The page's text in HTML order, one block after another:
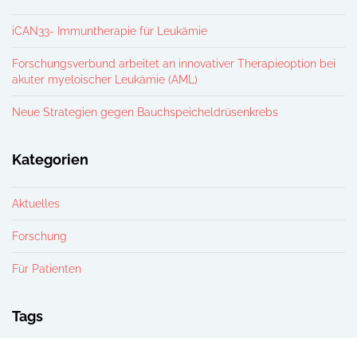
iCAN33- Immuntherapie für Leukämie
Forschungsverbund arbeitet an innovativer Therapieoption bei
akuter myeloischer Leukämie (AML)
Neue Strategien gegen Bauchspeicheldrüsenkrebs
Kategorien
Aktuelles
Forschung
Für Patienten
Tags